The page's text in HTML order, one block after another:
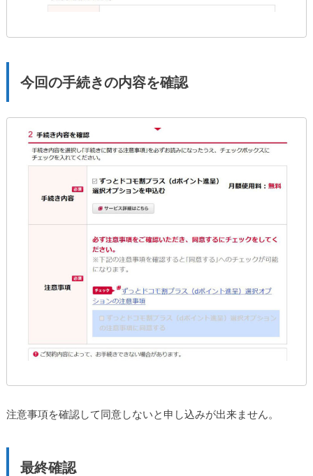
今回の手続きの内容を確認
注意事項を確認して同意しないと申し込みが出来ません。
最終確認